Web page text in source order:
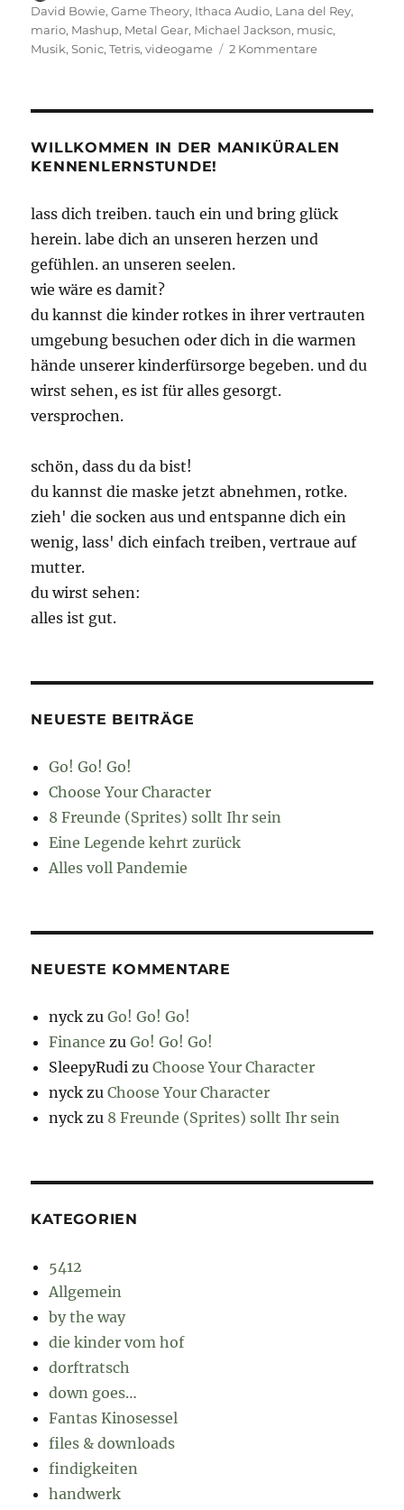
am
David Bowie,Game Theory, Ithaca Audio, Lana del Rey,
mario, Mashup, Metal Gear, Michael Jackson, music,
Musik,Sonic,Tetris,videogame 2 Kommentarezu
WILLKOMMEN IN DER MANIKÜRALEN
KENNENLERNSTUNDE!
lass dich treiben. tauch ein und bring glück
herein. labe dich an unseren herzen und
gefühlen. an unseren seelen.
wie wäre es damit?
du kannst die kinder rotkes in ihrer vertrauten
umgebung besuchen oder dich in die warmen
hände unserer kinderfürsorge begeben. und du
wirst sehen, es ist für alles gesorgt.
versprochen.
schön, dass du da bist!
du kannst die maske jetzt abnehmen, rotke.
zieh' die socken aus und entspanne dich ein
wenig, lass' dich einfach treiben, vertraue auf
mutter.
du wirst sehen:
alles ist gut.
NEUESTE BEITRÄGE
Go! Go! Go!
Choose Your Character
8 Freunde (Sprites) sollt Ihr sein
Eine Legende kehrt zurück
Alles voll Pandemie
NEUESTE KOMMENTARE
nyck zuGo! Go! Go!
Finance zuGo! Go! Go!
SleepyRudi zuChoose Your Character
nyck zuChoose Your Character
nyck zu 8 Freunde (Sprites) sollt Ihr sein
KATEGORIEN
5412
Allgemein
by the way
die kinder vom hof
dorftratsch
down goes…
Fantas Kinosessel
files & downloads
findigkeiten
handwerk